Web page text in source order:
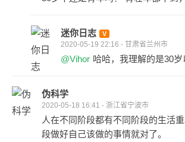
迷你日志
2020-05-19 22:16 - 甘肃省兰州市
@Vihor 哈哈，我理解的是30
伪科学
2020-05-18 16:41 - 浙江省宁波市
人在不同阶段都有不同阶段的生活
段做好自己该做的事情就对了。